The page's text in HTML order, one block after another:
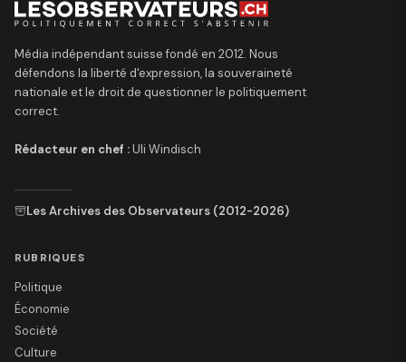
Média indépendant suisse fondé en 2012. Nous
défendons la liberté d'expression, la souveraineté
nationale et le droit de questionner le politiquement
correct.
Rédacteur en chef :Uli Windisch
Les Archives des Observateurs (2012-2026)
RUBRIQUES
Politique
Économie
Société
Culture